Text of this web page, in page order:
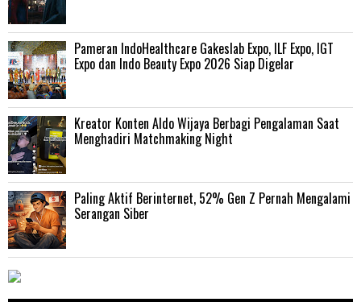
Pameran IndoHealthcare Gakeslab Expo, ILF Expo, IGT
Expo dan Indo Beauty Expo 2026 Siap Digelar
Kreator Konten Aldo Wijaya Berbagi Pengalaman Saat
Menghadiri Matchmaking Night
Paling Aktif Berinternet, 52% Gen Z Pernah Mengalami
Serangan Siber